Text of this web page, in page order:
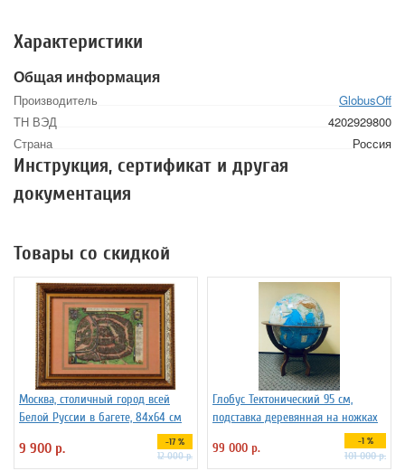
Характеристики
Общая информация
Производитель
GlobusOff
ТН ВЭД
4202929800
Страна
Россия
Инструкция, сертификат и другая
документация
Товары со скидкой
Москва, столичный город всей
Белой Руссии в багете, 84х64 см
9 900 р. -17 %
12 000 р.
Глобус Тектонический 95 см,
подставка деревянная на ножках
99 000 р.
-1 %
101 000 р.